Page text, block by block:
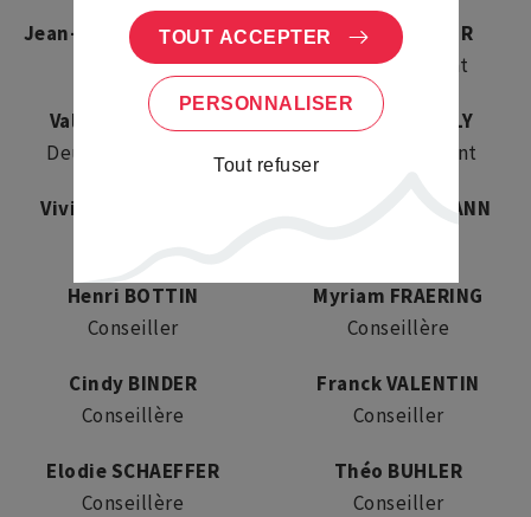
Jean-François KLIPFEL
Maire
Gilles STUTTER
Premier adjoint
Valérie GRESSLER
Deuxième adjointe
Pierre ALLHEILY
Troisième adjoint
Viviane ALTTHALER
Agnès SILBERMANN
Henri BOTTIN
Conseiller
Myriam FRAERING
Conseillère
Cindy BINDER
Conseillère
Franck VALENTIN
Conseiller
Elodie SCHAEFFER
Conseillère
Théo BUHLER
Conseiller
TOUT ACCEPTER
PERSONNALISER
Tout refuser